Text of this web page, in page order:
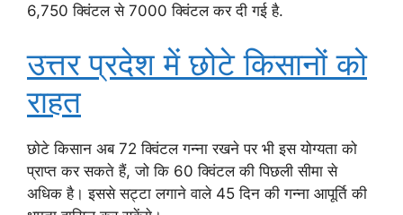
6,750 क्विंटल से 7000 क्विंटल कर दी गई है.
उत्तर प्रदेश में छोटे किसानों को
राहत
छोटे किसान अब 72 क्विंटल गन्ना रखने पर भी इस योग्यता को
प्राप्त कर सकते हैं, जो कि 60 क्विंटल की पिछली सीमा से
अधिक है। इससे सट्टा लगाने वाले 45 दिन की गन्ना आपूर्ति की